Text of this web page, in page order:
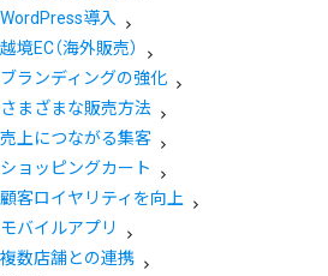
WordPress導入
越境EC（海外販売）
ブランディングの強化
さまざまな販売方法
売上につながる集客
ショッピングカート
顧客ロイヤリティを向上
モバイルアプリ
複数店舗との連携